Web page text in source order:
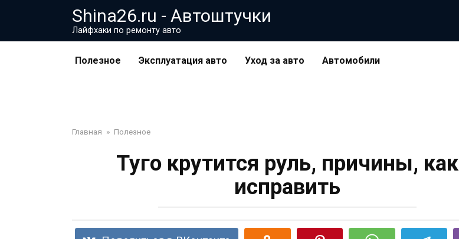
Shina26.ru - Автоштучки
Лайфхаки по ремонту авто
Полезное Эксплуатация авто Уход за авто Автомобили
Главная » Полезное
Туго крутится руль, причины, как
исправить